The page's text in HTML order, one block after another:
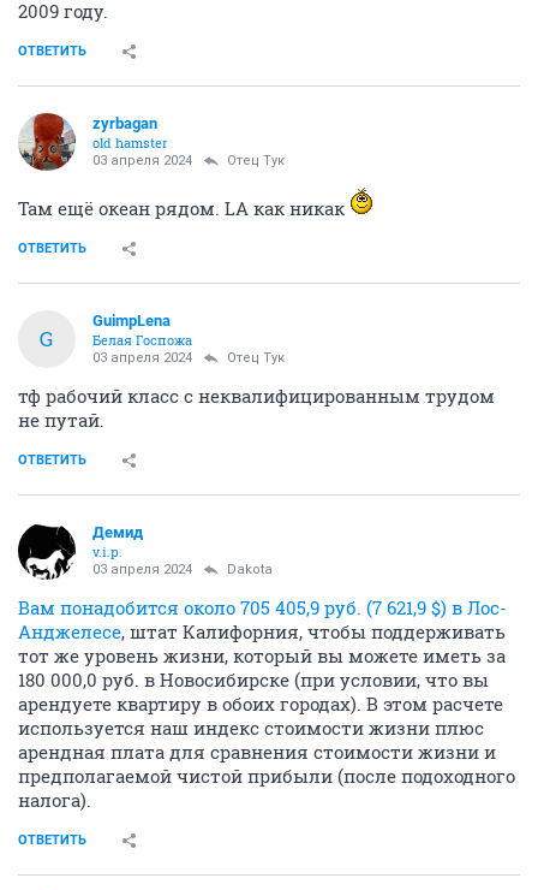
2009 году.
ОТВЕТИТЬ
zyrbagan
old hamster
03 апреля 2024 Отец Тук
Там ещё океан рядом. LA как никак
ОТВЕТИТЬ
G
GuimpLena
Белая Госпожа
03 апреля 2024 Отец Тук
тф рабочий класс с неквалифицированным трудом
не путай.
ОТВЕТИТЬ
Демид
v.i.p.
03 апреля 2024 Dаkota
Вам понадобится около 705 405,9 руб. (7 621,9 $) в Лос-
Анджелесе, штат Калифорния, чтобы поддерживать
тот же уровень жизни, который вы можете иметь за
180 000,0 руб. в Новосибирске (при условии, что вы
арендуете квартиру в обоих городах). В этом расчете
используется наш индекс стоимости жизни плюс
арендная плата для сравнения стоимости жизни и
предполагаемой чистой прибыли (после подоходного
налога).
ОТВЕТИТЬ